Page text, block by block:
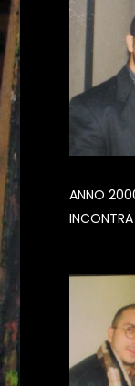
ANNO
INCONTRA